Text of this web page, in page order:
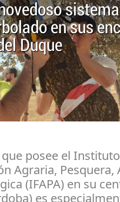
en sus
Duque
posee el
Agraria, Pesquera,
(IFAPA) en su
es